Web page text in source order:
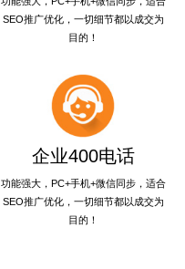
SEO推广优化，一切细节都以成交为
目的！
企业400电话
功能强大，PC+手机+微信同步，适合
SEO推广优化，一切细节都以成交为
目的！